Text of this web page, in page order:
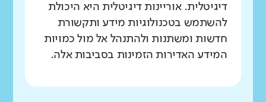
דיגיטלית. אוריינות דיגיטלית היא היכולת
להשתמש בטכנולוגיות מידע ותקשורת
חדשות ומשתנות ולהתנהל אל מול כמויות
המידע האדירות הזמינות בסביבות אלה.